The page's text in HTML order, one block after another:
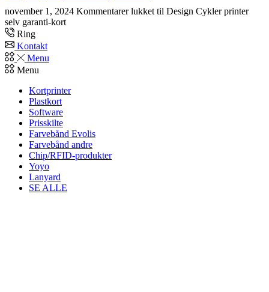
november 1, 2024 Kommentarer lukket til Design Cykler printer
selv garanti-kort
Ring
Kontakt
Menu
Menu
Kortprinter
Plastkort
Software
Prisskilte
Farvebånd Evolis
Farvebånd andre
Chip/RFID-produkter
Yoyo
Lanyard
SE ALLE